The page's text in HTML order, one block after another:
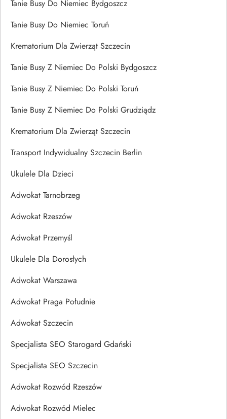
Tanie Busy Do Niemiec Bydgoszcz
Tanie Busy Do Niemiec Toruń
Krematorium Dla Zwierząt Szczecin
Tanie Busy Z Niemiec Do Polski Bydgoszcz
Tanie Busy Z Niemiec Do Polski Toruń
Tanie Busy Z Niemiec Do Polski Grudziądz
Krematorium Dla Zwierząt Szczecin
Transport Indywidualny Szczecin Berlin
Ukulele Dla Dzieci
Adwokat Tarnobrzeg
Adwokat Rzeszów
Adwokat Przemyśl
Ukulele Dla Dorosłych
Adwokat Warszawa
Adwokat Praga Południe
Adwokat Szczecin
Specjalista SEO Starogard Gdański
Specjalista SEO Szczecin
Adwokat Rozwód Rzeszów
Adwokat Rozwód Mielec